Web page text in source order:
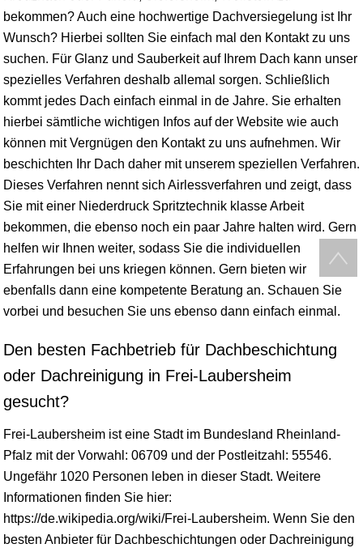
bekommen? Auch eine hochwertige Dachversiegelung ist Ihr
Wunsch? Hierbei sollten Sie einfach mal den Kontakt zu uns
suchen. Für Glanz und Sauberkeit auf Ihrem Dach kann unser
spezielles Verfahren deshalb allemal sorgen. Schließlich
kommt jedes Dach einfach einmal in de Jahre. Sie erhalten
hierbei sämtliche wichtigen Infos auf der Website wie auch
können mit Vergnügen den Kontakt zu uns aufnehmen. Wir
beschichten Ihr Dach daher mit unserem speziellen Verfahren.
Dieses Verfahren nennt sich Airlessverfahren und zeigt, dass
Sie mit einer Niederdruck Spritztechnik klasse Arbeit
bekommen, die ebenso noch ein paar Jahre halten wird. Gern
helfen wir Ihnen weiter, sodass Sie die individuellen
Erfahrungen bei uns kriegen können. Gern bieten wir
ebenfalls dann eine kompetente Beratung an. Schauen Sie
vorbei und besuchen Sie uns ebenso dann einfach einmal.
Den besten Fachbetrieb für Dachbeschichtung
oder Dachreinigung in Frei-Laubersheim
gesucht?
Frei-Laubersheim ist eine Stadt im Bundesland Rheinland-
Pfalz mit der Vorwahl: 06709 und der Postleitzahl: 55546.
Ungefähr 1020 Personen leben in dieser Stadt. Weitere
Informationen finden Sie hier:
https://de.wikipedia.org/wiki/Frei-Laubersheim. Wenn Sie den
besten Anbieter für Dachbeschichtungen oder Dachreinigung